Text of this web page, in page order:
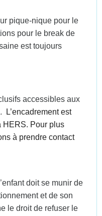
pique-nique pour le
pour le break de
est toujours
accessibles aux
L’encadrement est
HERS. Pour plus
à prendre contact
doit se munir de
et de son
le droit de refuser le